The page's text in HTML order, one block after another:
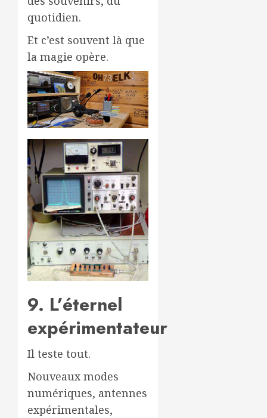
quotidien.
Et c’est souvent là que
la magie opère.
9. L’éternel
expérimentateur
Il teste tout.
Nouveaux modes
numériques, antennes
expérimentales,